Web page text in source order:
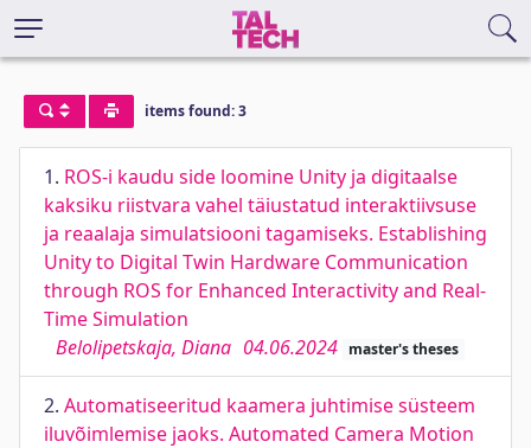
items found: 3
1. ROS-i kaudu side loomine Unity ja digitaalse
kaksiku riistvara vahel täiustatud interaktiivsuse
ja reaalaja simulatsiooni tagamiseks. Establishing
Unity to Digital Twin Hardware Communication
through ROS for Enhanced Interactivity and Real-
Time Simulation
Belolipetskaja, Diana 04.06.2024 master's theses
2. Automatiseeritud kaamera juhtimise süsteem
iluvõimlemise jaoks. Automated Camera Motion